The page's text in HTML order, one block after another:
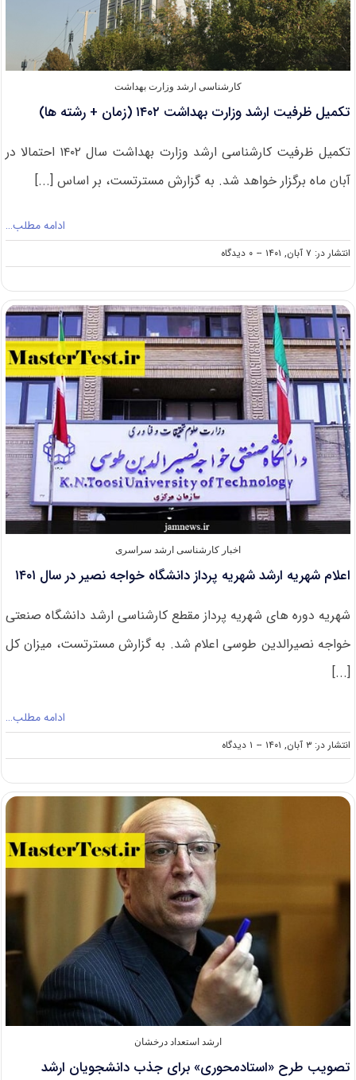
کارشناسی ارشد وزارت بهداشت
تکمیل ظرفیت ارشد وزارت بهداشت ۱۴۰۲ (زمان + رشته ها)
تکمیل ظرفیت کارشناسی ارشد وزارت بهداشت سال ۱۴۰۲ احتمالا در
آبان ماه برگزار خواهد شد. به گزارش مسترتست، بر اساس [...]
ادامه مطلب…
انتشار در: ۷ آبان, ۱۴۰۱ -- ۰ دیدگاه
on
تکمیل
ارشد
وزارت
بهداشت
۱۴۰۲
(زمان
+
رشته
ها)
اخبار کارشناسی ارشد سراسری
اعلام شهریه ارشد شهریه پرداز دانشگاه خواجه نصیر در سال ۱۴۰۱
شهریه دوره های شهریه پرداز مقطع کارشناسی ارشد دانشگاه صنعتی
خواجه نصیرالدین طوسی اعلام شد. به گزارش مسترتست، میزان کل
[...]
ادامه مطلب…
انتشار در: ۳ آبان, ۱۴۰۱ -- ۱ دیدگاه
on
اعلام
ارشد
شهریه
پرداز
دانشگاه
خواجه
نصیر
سال
۱۴۰۱
ارشد استعداد درخشان
تصویب طرح «استادمحوری» برای جذب دانشجویان ارشد